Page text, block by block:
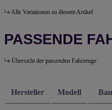
Alle Variationen zu diesem Artikel
PASSENDE
Übersicht der passenden Fahrzeuge
Hersteller Modell